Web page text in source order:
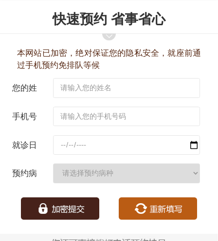
快速预约 省事省心
本网站已加密，绝对保证您的隐私安全，就座前通
过手机预约免排队等候
您的姓
手机号
就诊日
预约病